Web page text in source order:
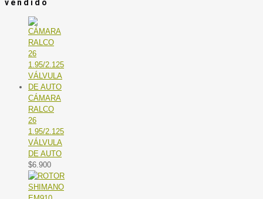
vendido
CÁMARA
RALCO
26
1.95/2.125
VÁLVULA
DE AUTO
$6.900